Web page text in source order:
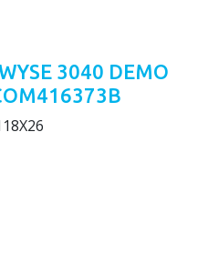
3040 DEMO